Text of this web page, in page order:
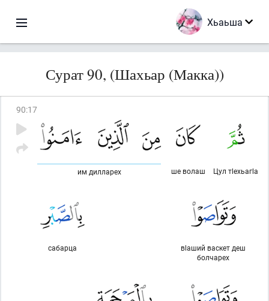
Хьаьша
Сурат 90, (Шахьар (Макка))
90:17
Цул тlехьагlа
ше волаш
им дилларех
вlаший васкет деш
болчарех
сабарца